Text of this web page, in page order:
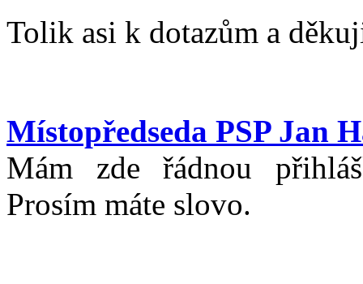
Tolik asi k dotazům a
Místopředseda PSP Jan
Mám zde řádnou
Prosím máte slovo.